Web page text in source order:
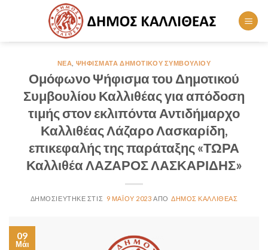
ΝΈΑ ΨΗΦΊΣΜΑΤΑ ΔΗΜΟΤΙΚΟΎ ΣΥΜΒΟΥΛΊΟΥ
Ομόφωνο Ψήφισμα του Δημοτικού
Συμβουλίου Καλλιθέας για απόδοση
τιμής στον εκλιπόντα Αντιδήμαρχο
Καλλιθέας Λάζαρο Λασκαρίδη,
επικεφαλής της παράταξης «ΤΩΡΑ
Καλλιθέα ΛΑΖΑΡΟΣ ΛΑΣΚΑΡΙΔΗΣ»
9 ΜΑΪ́ΟΥ 2023 ΔΉΜΟΣ ΚΑΛΛΙΘΈΑΣ
09
Μάι